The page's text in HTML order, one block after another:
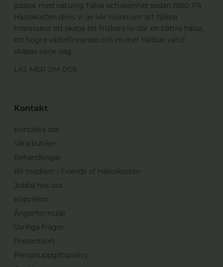
jobbat med naturlig hälsa och skönhet sedan 1980. På
Hälsokosten drivs vi av vår vision om att hjälpa
människor att skapa ett friskare liv där en bättre hälsa,
ett högre välbefinnande och en mer hållbar värld
skapas varje dag.
LÄS MER OM OSS
Kontakt
Kontakta oss
Våra butiker
Behandlingar
Bli medlem i Friends of Hälsokosten
Jobba hos oss
Köpvillkor
Ångerformulär
Vanliga frågor
Presentkort
Personuppgiftspolicy